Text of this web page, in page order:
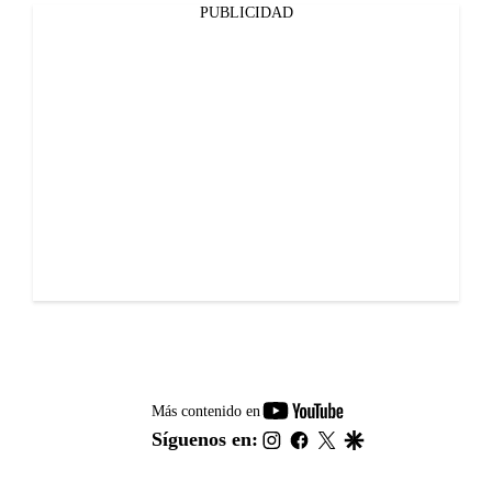
PUBLICIDAD
Más contenido en
youtube-
footer
Síguenos en: instagram
facebook
twitter